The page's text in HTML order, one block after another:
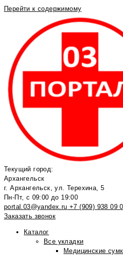
Перейти к содержимому
Текущий город:
Архангельск
г. Архангельск, ул. Терехина, 5
Пн-Пт, с 09:00 до 19:00
portal.03@yandex.ru +7 (909) 938 09
Заказать звонок
Каталог
Все укладки
Медицинские